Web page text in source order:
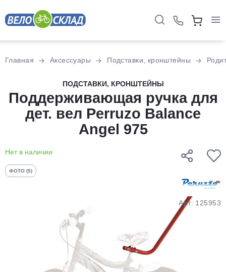
Главная Аксессуары Подставки, кронштейны
ПОДСТАВКИ, КРОНШТЕЙНЫ
Поддерживающая ручка для
дет. вел Perruzo Balance
Angel 975
Нет в наличии
ФОТО (5)
Арт: 125953
Разбейте
оплатуна части
без переплат
График платежей
Добавляйте товары
в корзину